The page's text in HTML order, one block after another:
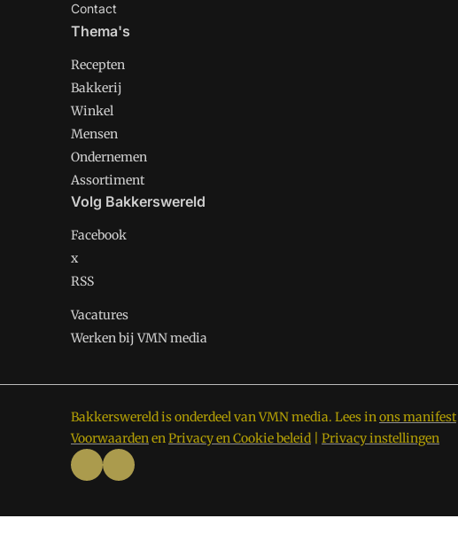
Contact
Thema's
Recepten
Bakkerij
Winkel
Mensen
Ondernemen
Assortiment
Volg Bakkerswereld
Facebook
x
RSS
Vacatures
Werken bij VMN media
Bakkerswereld is onderdeel van VMN media. Lees inons manifest
VoorwaardenenPrivacy en Cookie beleid Privacy instellingen